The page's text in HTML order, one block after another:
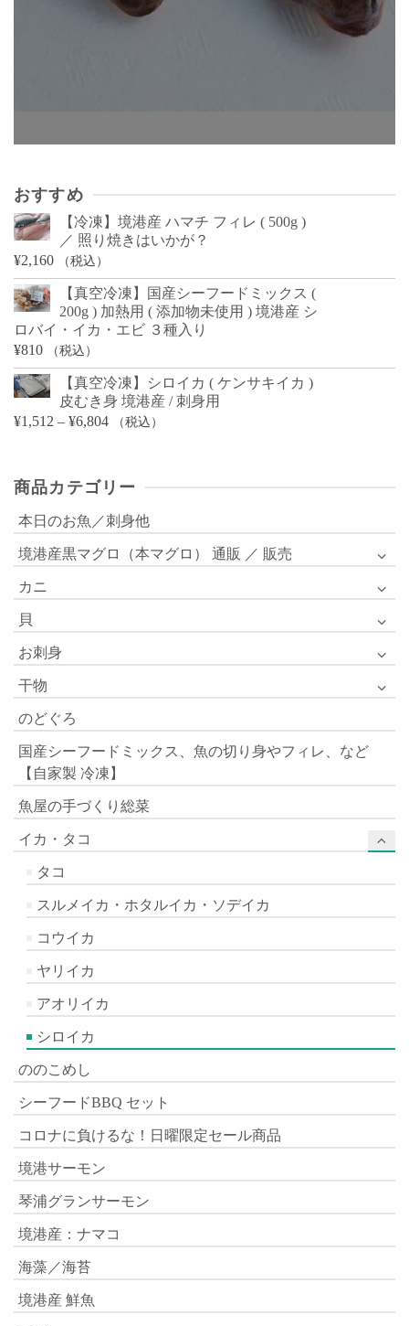
おすすめ
【冷凍】境港産 ハマチ フィレ ( 500g )
／ 照り焼きはいかが？
¥2,160 （税込）
【真空冷凍】国産シーフードミックス (
200g ) 加熱用 ( 添加物未使用 ) 境港産 シ
ロバイ・イカ・エビ ３種入り
¥810 （税込）
【真空冷凍】シロイカ ( ケンサキイカ )
皮むき身 境港産 / 刺身用
¥1,512 – ¥6,804価
¥1,512
¥6,804
（税込）
商品カテゴリー
本日のお魚／刺身他
境港産黒マグロ（本マグロ） 通販 ／ 販売
カニ
貝
お刺身
干物
のどぐろ
国産シーフードミックス、魚の切り身やフィレ、など
【自家製 冷凍】
魚屋の手づくり総菜
イカ・タコ
タコ
スルメイカ・ホタルイカ・ソデイカ
コウイカ
ヤリイカ
アオリイカ
シロイカ
ののこめし
シーフードBBQ セット
コロナに負けるな！日曜限定セール商品
境港サーモン
琴浦グランサーモン
境港産：ナマコ
海藻／海苔
境港産 鮮魚